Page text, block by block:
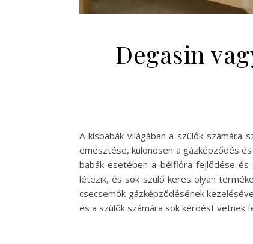
Degasin
A kisbabák világában a szülők számára
emésztése, különösen a gázképződés
babák esetében a bélflóra fejlődése és
létezik, és sok szülő keres olyan
csecsemők gázképződésének
és a szülők számára sok kérdést vetnek